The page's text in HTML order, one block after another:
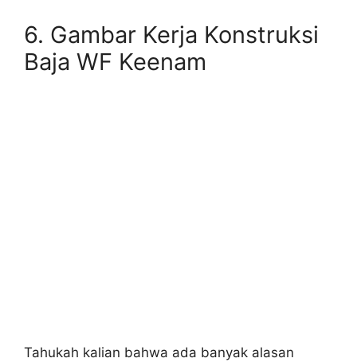
6. Gambar Kerja Konstruksi
Baja WF Keenam
Tahukah kalian bahwa ada banyak alasan